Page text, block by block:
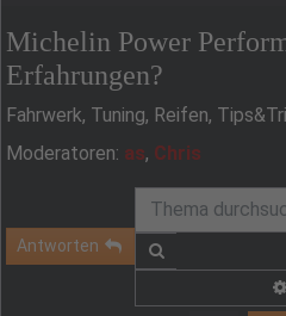
Michelin Power
Erfahrungen?
Fahrwerk, Tuning, Reifen,
Moderatoren: as, Chris
Antworten